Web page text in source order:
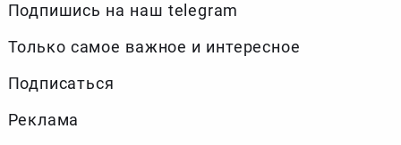
Подпишись на наш telegram
Только самое важное и интересное
Подписаться
Реклама